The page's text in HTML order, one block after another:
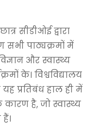
सीडीओई द्वारा
सभी पाठ्यक्रमों में
और स्वास्थ्य
के। विश्वविद्यालय
प्रतिबंध हाल ही में
कारण है, जो स्वास्थ्य